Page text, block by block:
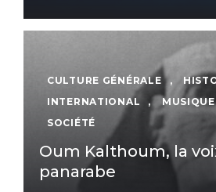
CULTURE GÉNÉRALE ,
INTERNATIONAL
, MUSIQUE
SOCIÉTÉ
Oum Kalthoum, la
panarabe